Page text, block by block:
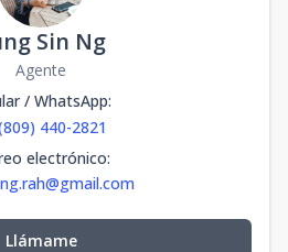
Sin Ng
Agente
/ WhatsApp:
440-2821
electrónico:
Llámame